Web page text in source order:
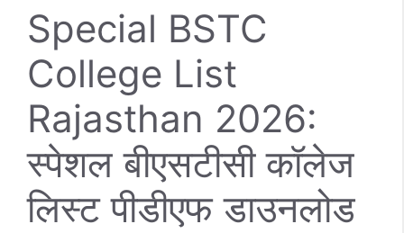
Special BSTC
College List
Rajasthan 2026:
स्पेशल बीएसटीसी कॉलेज
लिस्ट पीडीएफ डाउनलोड